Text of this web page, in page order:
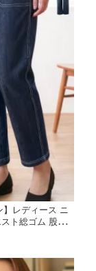
】レディース ニ
ト総ゴム 股下6
冬 裏起毛あり